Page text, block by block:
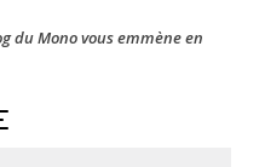
du Mono vous emmène en